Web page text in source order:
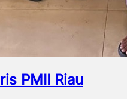
PMII Riau